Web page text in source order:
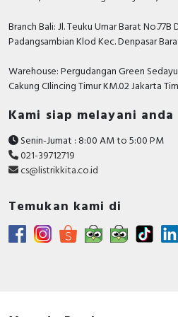
Rated permanent
Position of connection
Rated short-circuit
400 V, 50 Hz
Number of poles 4
Motor drive integrated
Integrated earth fault
protection
FALSE
Branch Bali: Jl. Teuku Umar Barat
Padangsambian Klod Kec. Denpasar
Warehouse: Pergudangan Green
Cakung CIlincing Timur KM.02 Jakarta
Kami siap melayani anda
Senin-Jumat : 8:00 AM to 5:00 PM
021-39712719
cs@listrikkita.co.id
Temukan kami di